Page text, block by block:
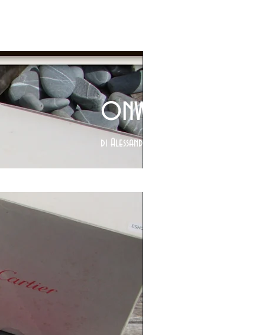
onwatches
di Alessandro Bruschi de Simone